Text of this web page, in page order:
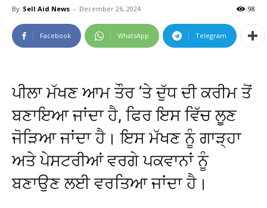
By Sell Aid News - December 26, 2024 98
Facebook WhatsApp Telegram
ਪੀਲਾ ਮੱਖਣ ਆਮ ਤੌਰ ‘ਤੇ ਦੁੱਧ ਦੀ ਕਰੀਮ ਤੋਂ
ਬਣਾਇਆ ਜਾਂਦਾ ਹੈ, ਫਿਰ ਇਸ ਵਿੱਚ ਲੂਣ
ਜੋੜਿਆ ਜਾਂਦਾ ਹੈ। ਇਸ ਮੱਖਣ ਨੂੰ ਗਾੜ੍ਹਾ
ਅਤੇ ਪੇਸਟਰੀਆਂ ਵਰਗੇ ਪਕਵਾਨਾਂ ਨੂੰ
ਬਣਾਉਣ ਲਈ ਵਰਤਿਆ ਜਾਂਦਾ ਹੈ।